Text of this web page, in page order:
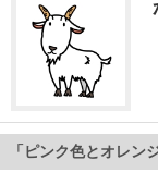
「ピンク色とオレン